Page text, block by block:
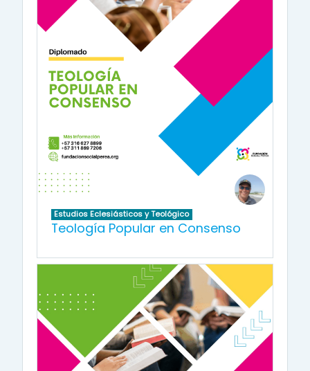
Estudios Eclesiásticos y Teológico
Teología Popular en Consenso